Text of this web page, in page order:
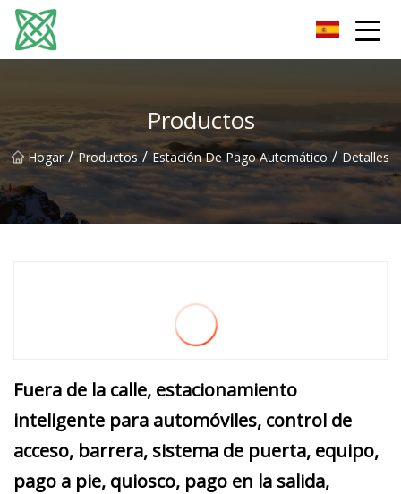
Productos
Hogar / Productos / Estación De Pago Automático / Detalles
Fuera de la calle, estacionamiento
inteligente para automóviles, control de
acceso, barrera, sistema de puerta, equipo,
pago a pie, quiosco, pago en la salida,